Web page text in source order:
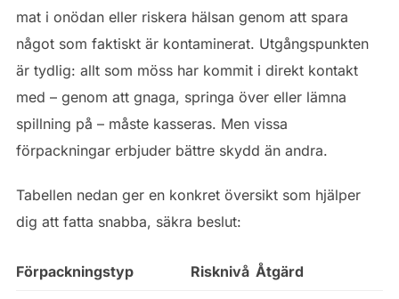
mat i onödan eller riskera hälsan genom att spara
något som faktiskt är kontaminerat. Utgångspunkten
är tydlig: allt som möss har kommit i direkt kontakt
med – genom att gnaga, springa över eller lämna
spillning på – måste kasseras. Men vissa
förpackningar erbjuder bättre skydd än andra.
Tabellen nedan ger en konkret översikt som hjälper
dig att fatta snabba, säkra beslut:
Förpackningstyp Risknivå Åtgärd